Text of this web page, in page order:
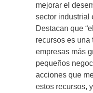
mejorar el
sector industrial
Destacan que
recursos es una
empresas más
pequeños
acciones que
estos recursos,